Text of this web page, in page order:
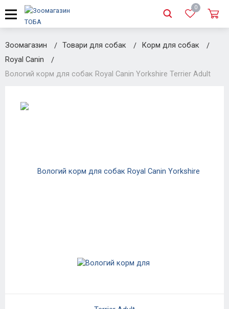
0
Зоомагазин Товари для собак
Корм для собак
Royal Canin
Вологий корм для собак Royal Canin Yorkshire Terrier Adult